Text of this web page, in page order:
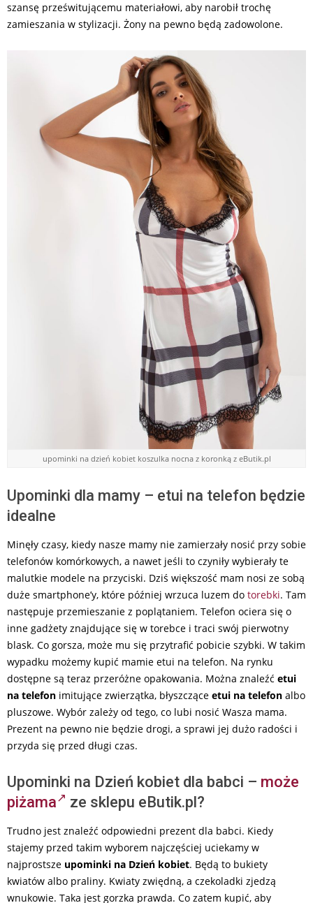
szansę prześwitującemu materiałowi, aby narobił trochę
zamieszania w stylizacji. Żony na pewno będą zadowolone.
upominki na dzień kobiet koszulka nocna z koronką z eButik.pl
Upominki dla mamy – etui na telefon będzie
idealne
Minęły czasy, kiedy nasze mamy nie zamierzały nosić przy sobie
telefonów komórkowych, a nawet jeśli to czyniły wybierały te
malutkie modele na przyciski. Dziś większość mam nosi ze sobą
duże smartphone’y, które później wrzuca luzem do torebki. Tam
następuje przemieszanie z poplątaniem. Telefon ociera się o
inne gadżety znajdujące się w torebce i traci swój pierwotny
blask. Co gorsza, może mu się przytrafić pobicie szybki. W takim
wypadku możemy kupić mamie etui na telefon. Na rynku
dostępne są teraz przeróżne opakowania. Można znaleźć etui
na telefon imitujące zwierzątka, błyszczące etui na telefon albo
pluszowe. Wybór zależy od tego, co lubi nosić Wasza mama.
Prezent na pewno nie będzie drogi, a sprawi jej dużo radości i
przyda się przed długi czas.
Upominki na Dzień kobiet dla babci – może
piżama
ze sklepu eButik.pl?
Trudno jest znaleźć odpowiedni prezent dla babci. Kiedy
stajemy przed takim wyborem najczęściej uciekamy w
najprostsze upominki na Dzień kobiet. Będą to bukiety
kwiatów albo praliny. Kwiaty zwiędną, a czekoladki zjedzą
wnukowie. Taka jest gorzka prawda. Co zatem kupić, aby